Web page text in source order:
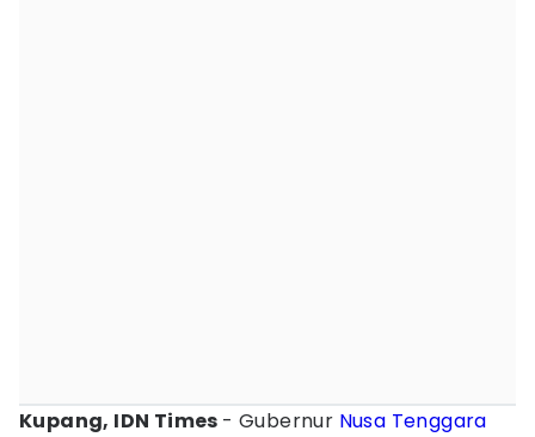
Kupang, IDN Times - Gubernur Nusa Tenggara